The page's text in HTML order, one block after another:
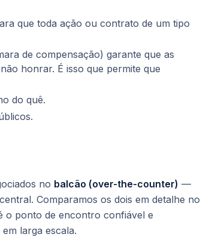
que toda ação ou contrato de um tipo
de compensação) garante que as
honrar. É isso que permite que
do quê.
no balcão (over-the-counter) —
Comparamos os dois em detalhe no
o ponto de encontro confiável e
larga escala.